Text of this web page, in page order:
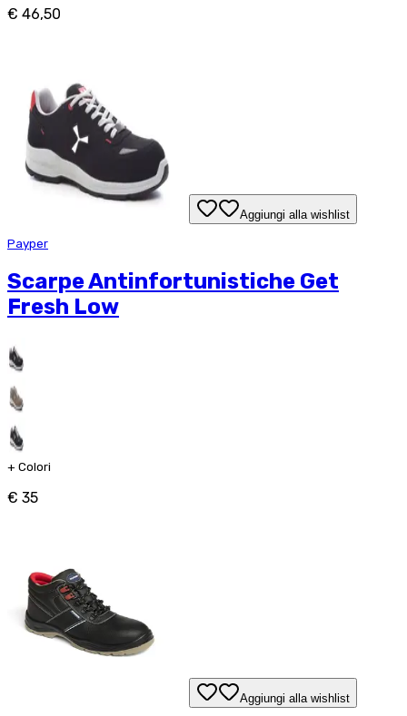
€ 46,50
Aggiungi alla wishlist
Payper
Scarpe Antinfortunistiche Get
Fresh Low
+ Colori
€ 35
Aggiungi alla wishlist